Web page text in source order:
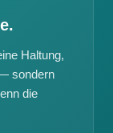
Haltung,
sondern
die